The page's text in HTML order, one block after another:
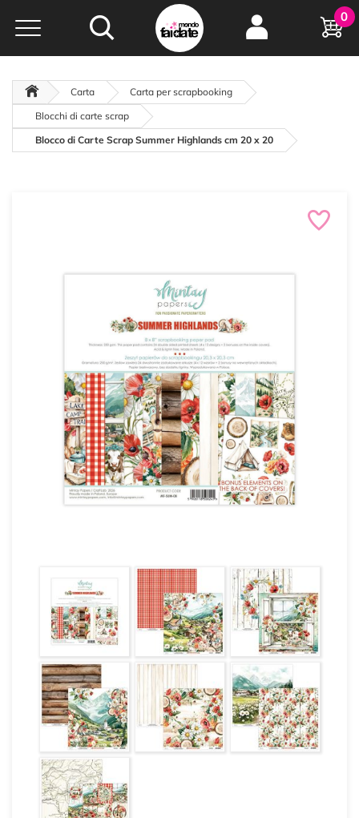
Hobby e
creatività...
oltre 15 anni online
0
Carta
Carta per scrapbooking
Blocchi di carte scrap
Blocco di Carte Scrap Summer Highlands cm 20 x 20